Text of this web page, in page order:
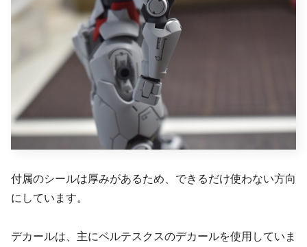
付属のシールは厚みがあるため、できるだけ使わない方向
にしています。
デカールは、主にベルテスクスのデカールを使用していま